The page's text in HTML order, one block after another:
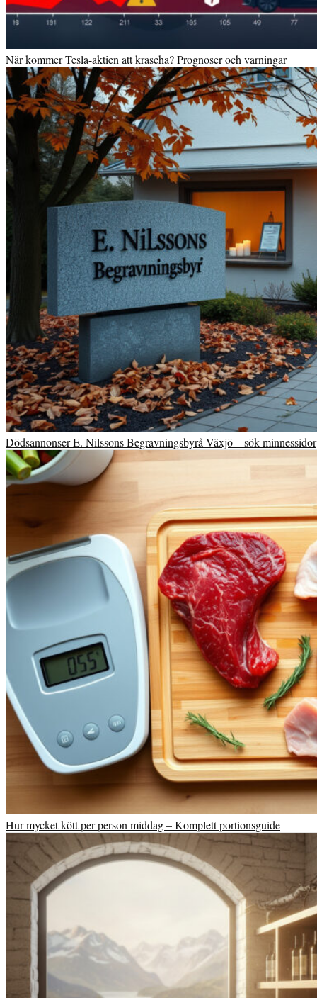
När kommer Tesla-aktien att krascha? Prognoser och varningar
Dödsannonser E. Nilssons Begravningsbyrå Växjö – sök minnessidor
Hur mycket kött per person middag – Komplett portionsguide